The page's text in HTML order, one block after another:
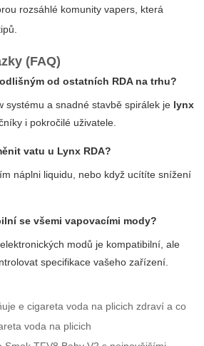
rozsáhlé komunity vapers, která
(FAQ)
od ostatních RDA na trhu?
systému a snadné stavbě spirálek je lynx
i pokročilé uživatele.
vatu u Lynx RDA?
náplni liquidu, nebo když ucítíte snížení
se všemi vapovacími mody?
modů je kompatibilní, ale
specifikace vašeho zařízení.
e cigareta voda na plicich zdraví a co
voda na plicich